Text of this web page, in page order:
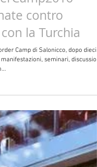
–
contro
con la Turchia
Camp di Salonicco, dopo dieci